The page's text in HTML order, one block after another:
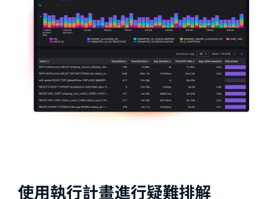
使用執行計畫進行疑難排解